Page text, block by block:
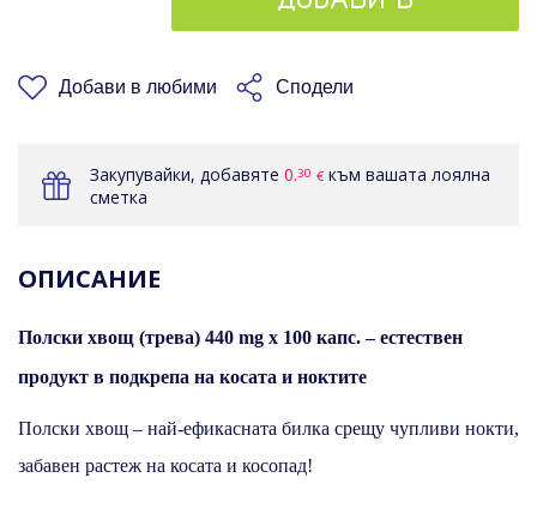
КОШНИЦАТА
Добави в любими Сподели
Закупувайки, добавяте 0.30 € към вашата лоялна
сметка
ОПИСАНИЕ
Полски хвощ (трева) 440 mg x 100 капс. – естествен
продукт в подкрепа на косата и ноктите
Полски хвощ – най-ефикасната билка срещу чупливи нокти,
забавен растеж на косата и косопад!